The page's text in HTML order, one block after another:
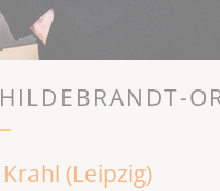
(Leipzig)